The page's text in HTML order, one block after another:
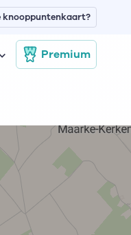
Premium
knooppuntenkaart?